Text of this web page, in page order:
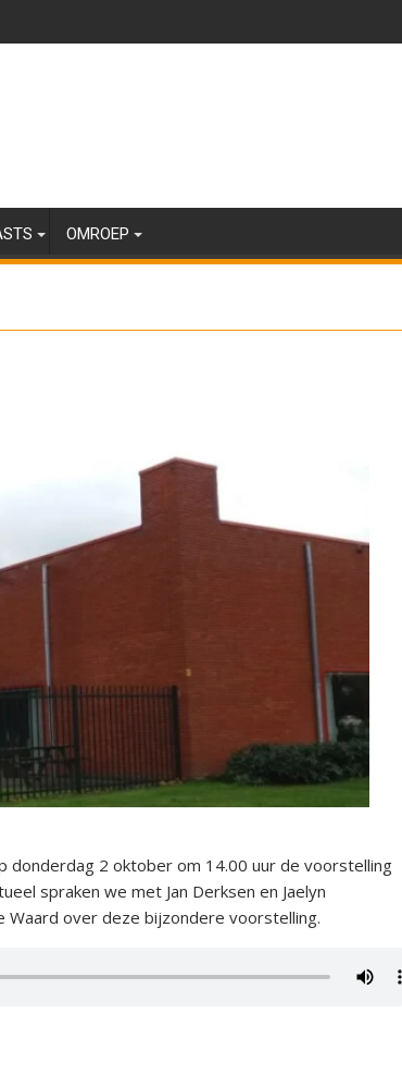
OMROEP
donderdag 2 oktober om 14.00 uur de voorstelling
spraken we met Jan Derksen en Jaelyn
Waard over deze bijzondere voorstelling.